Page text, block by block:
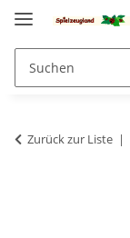
Zurück zur Liste